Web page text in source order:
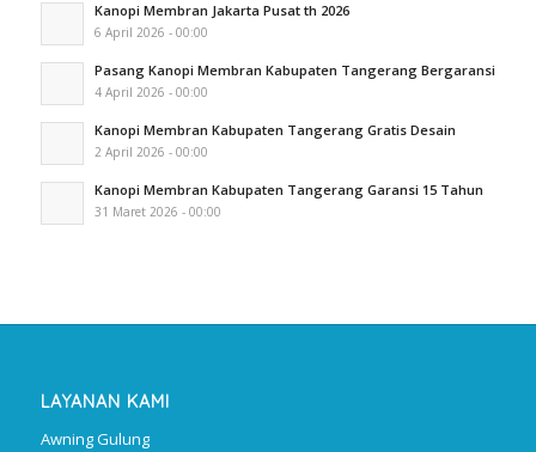
Kanopi Membran Jakarta Pusat th 2026
6 April 2026 - 00:00
Pasang Kanopi Membran Kabupaten Tangerang Bergaransi
4 April 2026 - 00:00
Kanopi Membran Kabupaten Tangerang Gratis Desain
2 April 2026 - 00:00
Kanopi Membran Kabupaten Tangerang Garansi 15 Tahun
31 Maret 2026 - 00:00
LAYANAN KAMI
Awning Gulung